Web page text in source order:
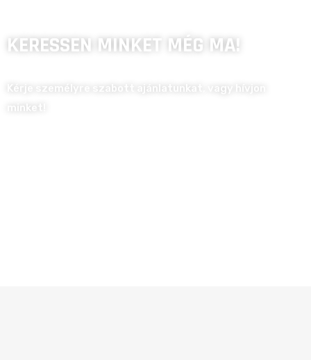
KERESSEN MINKET MÉG MA!
Kérje személyre szabott ajánlatunkat, vagy hívjon
minket!